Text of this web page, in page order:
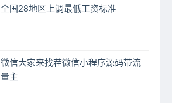
全国28地区上调最低工资标准
微信大家来找茬微信小程序源码带流
量主